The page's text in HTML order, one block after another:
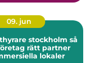
09. jun
stockholm så
rätt partner
lokaler